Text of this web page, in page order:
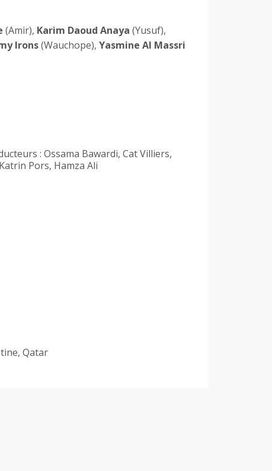
(Amir), Karim Daoud Anaya (Yusuf),
Irons(Wauchope), Yasmine Al Massri
: Ossama Bawardi, Cat Villiers,
Pors, Hamza Ali
Qatar